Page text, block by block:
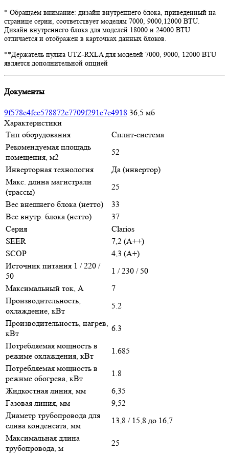
* Обращаем внимание: дизайн внутреннего блока, приведенный на
странице серии, соответствует моделям 7000, 9000,12000 BTU.
Дизайн внутреннего блока для моделей 18000 и 24000 BTU
отличается и отображен в карточках данных блоков.
**Держатель пульта UTZ-RXLA для моделей 7000, 9000, 12000 BTU
является дополнительной опцией
Документы
9f578e4fce578872e7709f291e7e4918 36,5 мб
Характеристики
Тип оборудования
Сплит-система
Рекомендуемая площадь
помещения, м2
52
Инверторная технология
Да (инвертор)
Макс. длина магистрали
(трассы)
25
Вес внешнего блока (нетто)
33
Вес внутр. блока (нетто)
37
Серия
Clarios
SEER
7,2 (A++)
SCOP
4,3 (A+)
Источник питания 1 / 220 /
50
1 / 230 / 50
Максимальный ток, А
7
Производительность,
охлаждение, кВт
5.2
Производительность, нагрев,
кВт
6.3
Потребляемая мощность в
режиме охлаждения, кВт
1.685
Потребляемая мощность в
режиме обогрева, кВт
1.8
Жидкостная линия, мм
6,35
Газовая линия, мм
9,52
Диаметр трубопровода для
слива конденсата, мм
13,8 / 15,8 до 16,7
Максимальная длина
трубопровода, м
25